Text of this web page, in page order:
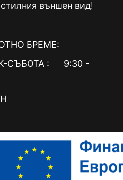
външен вид!
ВРЕМЕ:
СЪБОТА : 9:30 -